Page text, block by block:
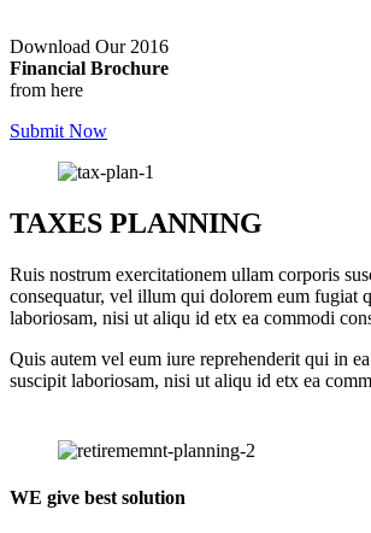
Download Our 2016
Financial Brochure
from here
Submit Now
TAXES PLANNING
Ruis nostrum exercitationem ullam corporis
consequatur, vel illum qui dolorem eum fugiat
laboriosam, nisi ut aliqu id etx ea commodi
Quis autem vel eum iure reprehenderit qui in
suscipit laboriosam, nisi ut aliqu id etx ea
WE give best solution